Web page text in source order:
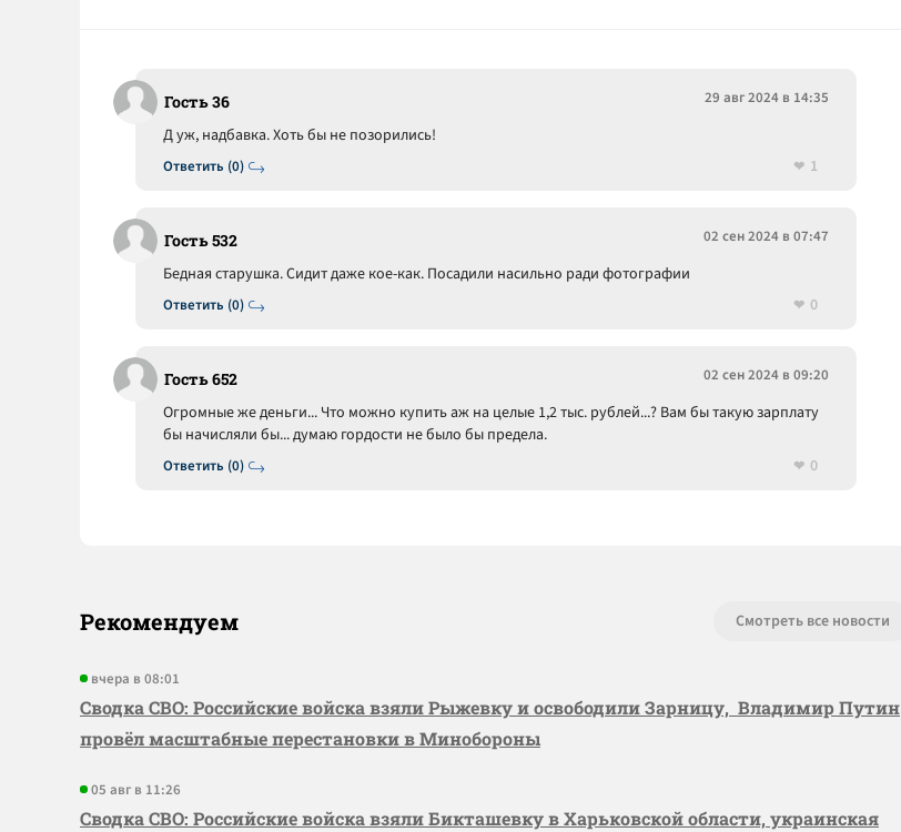
Гость 36 29 авг 2024 в 14:35
Ответить (0)
Д уж, надбавка. Хоть бы не позорились!
1
Гость 532 02 сен 2024 в 07:47
Ответить (0)
Бедная старушка. Сидит даже кое-как. Посадили насильно ради фотографии
0
Гость 652 02 сен 2024 в 09:20
Ответить (0)
Огромные же деньги... Что можно купить аж на целые 1,2 тыс. рублей...? Вам бы такую зарплату
бы начисляли бы... думаю гордости не было бы предела.
0
Рекомендуем Смотреть все новости
вчера в 08:01
Сводка СВО: Российские войска взяли Рыжевку и освободили Зарницу, Владимир Путин
провёл масштабные перестановки в Минобороны
05 авг в 11:26
Сводка СВО: Российские войска взяли Бикташевку в Харьковской области, украинская